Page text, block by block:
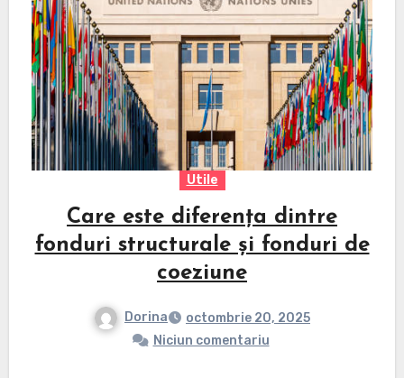
Utile
Care este diferența dintre
fonduri structurale și fonduri de
coeziune
Dorina
octombrie 20, 2025
Niciun comentariu